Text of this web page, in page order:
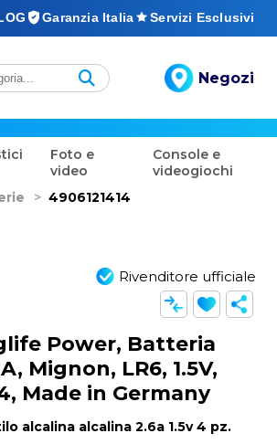
Garanzia Italia Servizi Esclusivi
Negozi
Foto e
video
Console e
videogiochi
> 4906121414
Rivenditore ufficiale
Power, Batteria
Mignon, LR6, 1.5V,
Made in Germany
alcalina alcalina 2.6a 1.5v 4 pz.